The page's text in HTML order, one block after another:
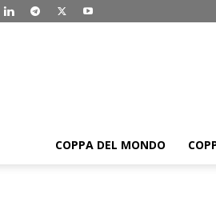
COPPA DEL MONDO